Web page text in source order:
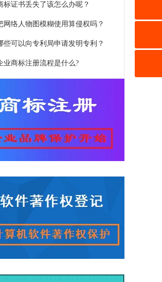
标证书丢失了该怎么办呢？
网络人物图模糊使用算侵权吗？
些可以向专利局申请发明专利？
业商标注册流程是什么?